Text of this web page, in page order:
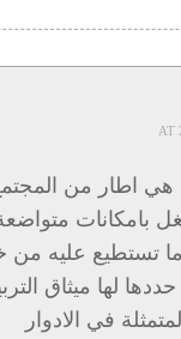
هي اطار من
بامكانات
تستطيع عليه من
حددها لها ميثاق
في الادوار